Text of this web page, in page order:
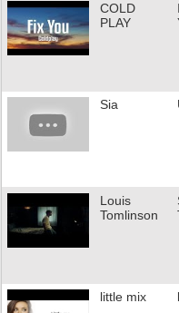
COLD
PLAY
Sia
Louis
Tomlinson
little mix